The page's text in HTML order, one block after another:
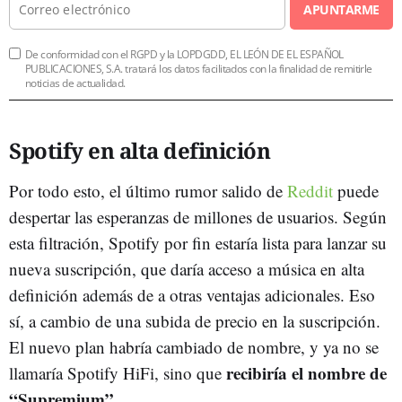
APUNTARME
De conformidad con el RGPD y la LOPDGDD, EL LEÓN DE EL ESPAÑOL
PUBLICACIONES, S.A. tratará los datos facilitados con la finalidad de remitirle
noticias de actualidad.
Spotify en alta definición
Por todo esto, el último rumor salido de Reddit puede
despertar las esperanzas de millones de usuarios. Según
esta filtración, Spotify por fin estaría lista para lanzar su
nueva suscripción, que daría acceso a música en alta
definición además de a otras ventajas adicionales. Eso
sí, a cambio de una subida de precio en la suscripción.
El nuevo plan habría cambiado de nombre, y ya no se
llamaría Spotify HiFi, sino que recibiría el nombre de